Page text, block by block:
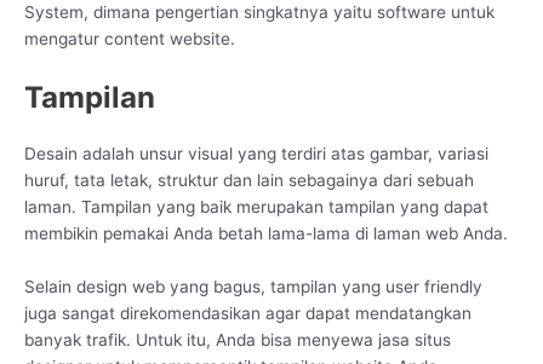
System, dimana pengertian singkatnya yaitu software untuk
mengatur content website.
Tampilan
Desain adalah unsur visual yang terdiri atas gambar, variasi
huruf, tata letak, struktur dan lain sebagainya dari sebuah
laman. Tampilan yang baik merupakan tampilan yang dapat
membikin pemakai Anda betah lama-lama di laman web Anda.
Selain design web yang bagus, tampilan yang user friendly
juga sangat direkomendasikan agar dapat mendatangkan
banyak trafik. Untuk itu, Anda bisa menyewa jasa situs